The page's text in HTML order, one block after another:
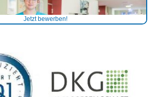
Jetzt bewerben!